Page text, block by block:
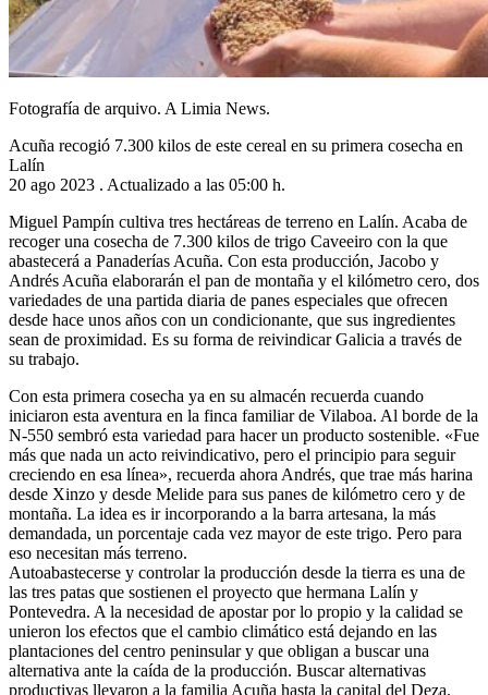
Fotografía de arquivo. A Limia News.
Acuña recogió 7.300 kilos de este cereal en su primera cosecha en
Lalín
20 ago 2023 . Actualizado a las 05:00 h.
Miguel Pampín cultiva tres hectáreas de terreno en Lalín. Acaba de
recoger una cosecha de 7.300 kilos de trigo Caveeiro con la que
abastecerá a Panaderías Acuña. Con esta producción, Jacobo y
Andrés Acuña elaborarán el pan de montaña y el kilómetro cero, dos
variedades de una partida diaria de panes especiales que ofrecen
desde hace unos años con un condicionante, que sus ingredientes
sean de proximidad. Es su forma de reivindicar Galicia a través de
su trabajo.
Con esta primera cosecha ya en su almacén recuerda cuando
iniciaron esta aventura en la finca familiar de Vilaboa. Al borde de la
N-550 sembró esta variedad para hacer un producto sostenible. «Fue
más que nada un acto reivindicativo, pero el principio para seguir
creciendo en esa línea», recuerda ahora Andrés, que trae más harina
desde Xinzo y desde Melide para sus panes de kilómetro cero y de
montaña. La idea es ir incorporando a la barra artesana, la más
demandada, un porcentaje cada vez mayor de este trigo. Pero para
eso necesitan más terreno.
Autoabastecerse y controlar la producción desde la tierra es una de
las tres patas que sostienen el proyecto que hermana Lalín y
Pontevedra. A la necesidad de apostar por lo propio y la calidad se
unieron los efectos que el cambio climático está dejando en las
plantaciones del centro peninsular y que obligan a buscar una
alternativa ante la caída de la producción. Buscar alternativas
productivas llevaron a la familia Acuña hasta la capital del Deza.